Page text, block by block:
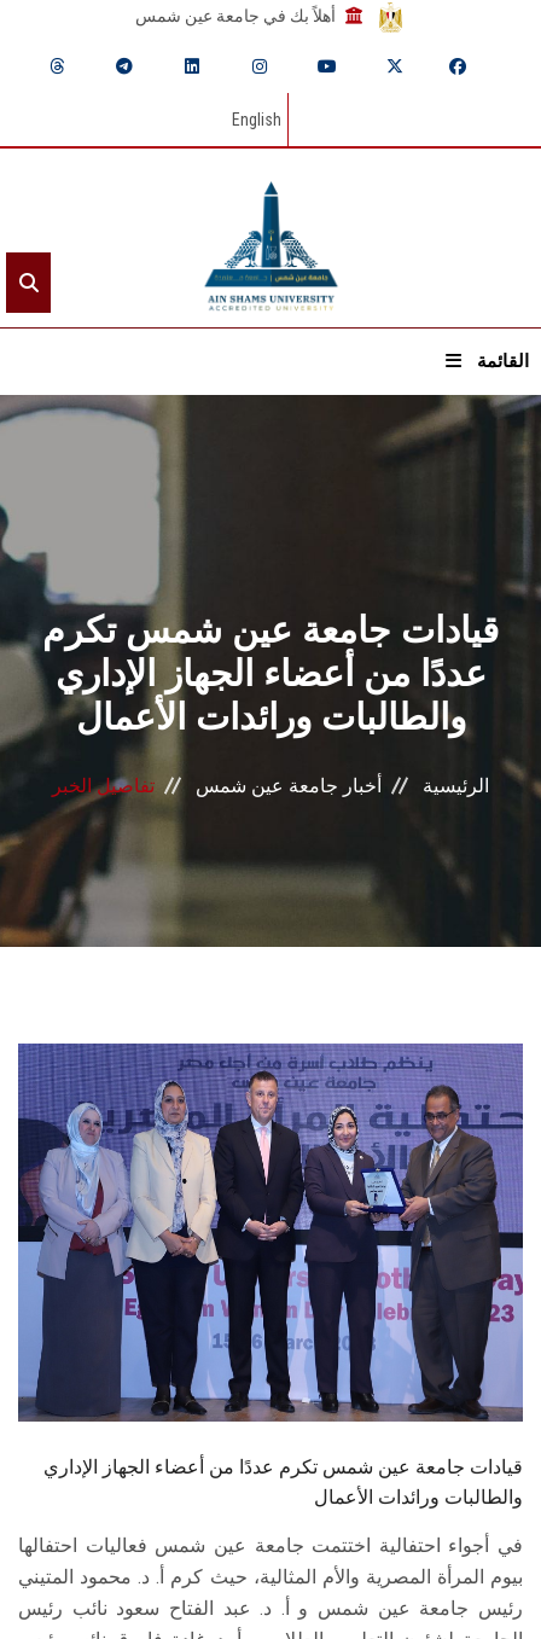
أهلاً بك في جامعة عين شمس
English
القائمة
الرئيسيـة
القطاعـات
الشئون الأكاديمية
البحث العلمي
المراكز والوحدات
الأنظمة الذكية
الطلاب
هيئة التدريس
الدراسات العليا
الخريجين
الموظفون
الزائـرون
قيادات جامعة عين شمس تكرم
عددًا من أعضاء الجهاز الإداري
والطالبات ورائدات الأعمال
الرئيسية أخبار جامعة عين شمس تفاصيل الخبر
قيادات جامعة عين شمس تكرم عددًا من أعضاء الجهاز الإداري
والطالبات ورائدات الأعمال
في أجواء احتفالية اختتمت جامعة عين شمس فعاليات احتفالها
بيوم المرأة المصرية والأم المثالية، حيث كرم أ. د. محمود المتيني
رئيس جامعة عين شمس و أ. د. عبد الفتاح سعود نائب رئيس